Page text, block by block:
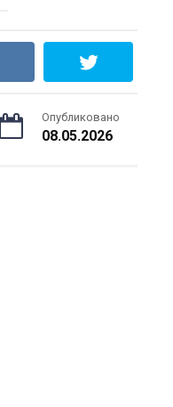
Опубликовано
08.05.2026